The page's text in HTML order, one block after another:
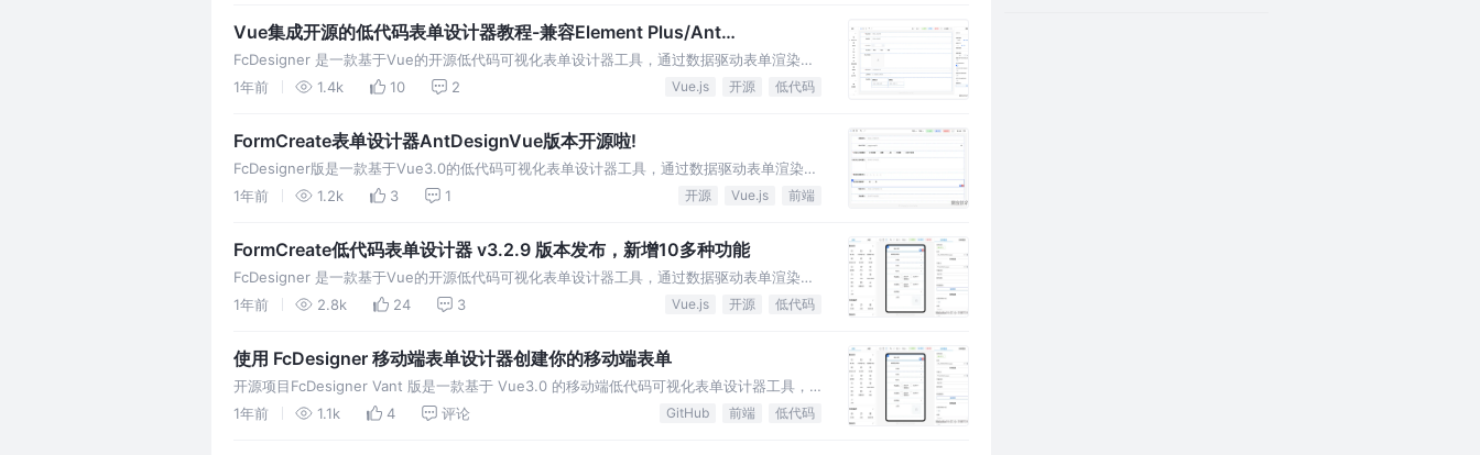
Vue集成开源的低代码表单设计器教程-兼容Element Plus/Ant
Design/Vant,支持PC/移动端
FcDesigner 是一款基于Vue的开源低代码可视化表单设计器工具，通过数据驱动表单渲染。
并广泛应用于在政务系统、OA系统、ERP系统、电商系统、流程管理等领域。
1年前 1.4k 10 2 Vue.js 开源 低代码
FormCreate表单设计器AntDesignVue版本开源啦!
FcDesigner版是一款基于Vue3.0的低代码可视化表单设计器工具，通过数据驱动表单渲染。
可以通过拖拽的方式快速创建表单，提高开发者对表单的开发效率，节省开发者的时间。
1年前 1.2k 3 1 开源 Vue.js 前端
FormCreate低代码表单设计器 v3.2.9 版本发布，新增10多种功能
FcDesigner 是一款基于Vue的开源低代码可视化表单设计器工具，通过数据驱动表单渲染。
可以通过拖拽的方式快速创建表单，提高开发者对表单的开发效率，节省开发者的时间。
1年前 2.8k 24 3 Vue.js 开源 低代码
使用 FcDesigner 移动端表单设计器创建你的移动端表单
开源项目FcDesigner Vant 版是一款基于 Vue3.0 的移动端低代码可视化表单设计器工具，
通过JSON数据驱动表单渲染。
1年前 1.1k 4 评论 GitHub 前端 低代码